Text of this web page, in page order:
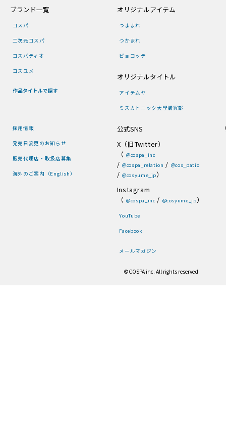
ブランド一覧
コスパ
二次元コスパ
コスパティオ
コスユメ
作品タイトルで探す
オリジナルアイテム
つままれ
つかまれ
ピョコッテ
オリジナルタイトル
アイテムヤ
ミスカトニック大學購買部
採用情報
発売日変更のお知らせ
販売代理店・取扱店募集
海外のご案内（English）
公式SNS
X（旧Twitter）
（ @cospa_inc
/ @cospa_relation / @cos_patio
/ @cosyume_jp）
Instagram
（ @cospa_inc / @cosyume_jp）
YouTube
Facebook
メールマガジン
©COSPA inc. All rights reserved.